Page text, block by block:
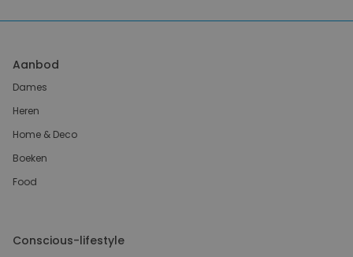
Aanbod
Dames
Heren
Home & Deco
Boeken
Food
Conscious-lifestyle